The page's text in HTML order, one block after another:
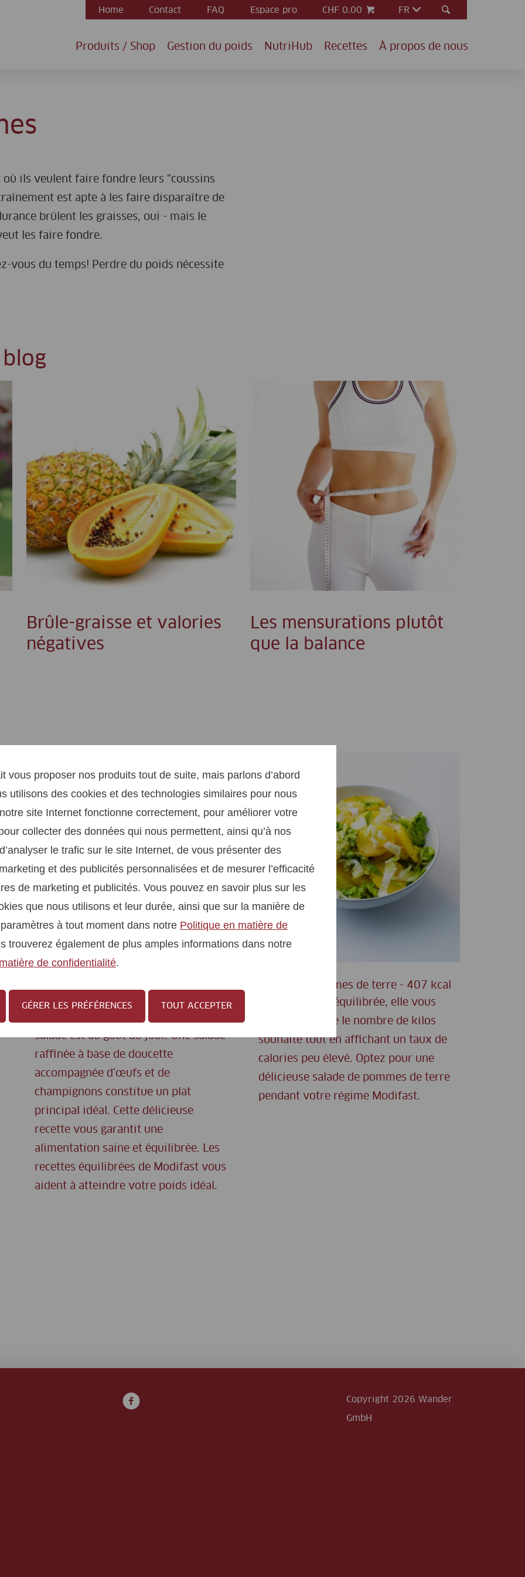
Home Contact FAQ Espace pro CHF 0.00 FR
Produits / Shop Gestion du poids NutriHub Recettes À propos de nous
où ils veulent faire fondre leurs "coussins
est apte à les faire disparaître de
brûlent les graisses, oui - mais le
les faire fondre.
vous du temps! Perdre du poids nécessite
Brûle-graisse et valories
négatives
Les mensurations plutôt
que la balance
œufs - 262 kcal
Pendant les saisons froides aussi, la
salade est au goût du jour. Une salade
raffinée à base de doucette
accompagnée d’œufs et de
champignons constitue un plat
principal idéal. Cette délicieuse
recette vous garantit une
alimentation saine et équilibrée. Les
recettes équilibrées de Modifast vous
aident à atteindre votre poids idéal.
Salade de pommes de terre - 407 kcal
Savoureuse et équilibrée, elle vous
aide à atteindre le nombre de kilos
souhaité tout en affichant un taux de
calories peu élevé. Optez pour une
délicieuse salade de pommes de terre
pendant votre régime Modifast.
Copyright 2026 Wander
GmbH
vous proposer nos produits tout de suite, mais parlons d’abord
utilisons des cookies et des technologies similaires pour nous
site Internet fonctionne correctement, pour améliorer votre
collecter des données qui nous permettent, ainsi qu’à nos
le trafic sur le site Internet, de vous présenter des
et des publicités personnalisées et de mesurer l’efficacité
de marketing et publicités. Vous pouvez en savoir plus sur les
que nous utilisons et leur durée, ainsi que sur la manière de
à tout moment dans notre Politique en matière de
trouverez également de plus amples informations dans notre
de confidentialité.
GÉRER LES PRÉFÉRENCES TOUT ACCEPTER